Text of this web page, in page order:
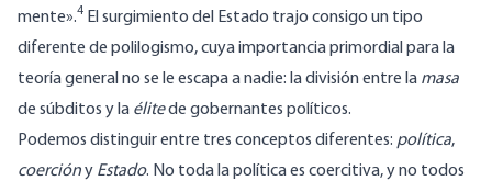
mente».4 El surgimiento del Estado trajo consigo un tipo
diferente de polilogismo, cuya importancia primordial para la
teoría general no se le escapa a nadie: la división entre la masa
de súbditos y la élitede gobernantes políticos.
Podemos distinguir entre tres conceptos diferentes: política,
coercióny Estado. No toda la política es coercitiva, y no todos